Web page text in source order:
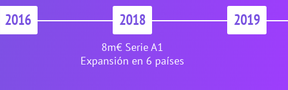
2016 2018
8m€ Serie A1
Expansión en 6 países
2019